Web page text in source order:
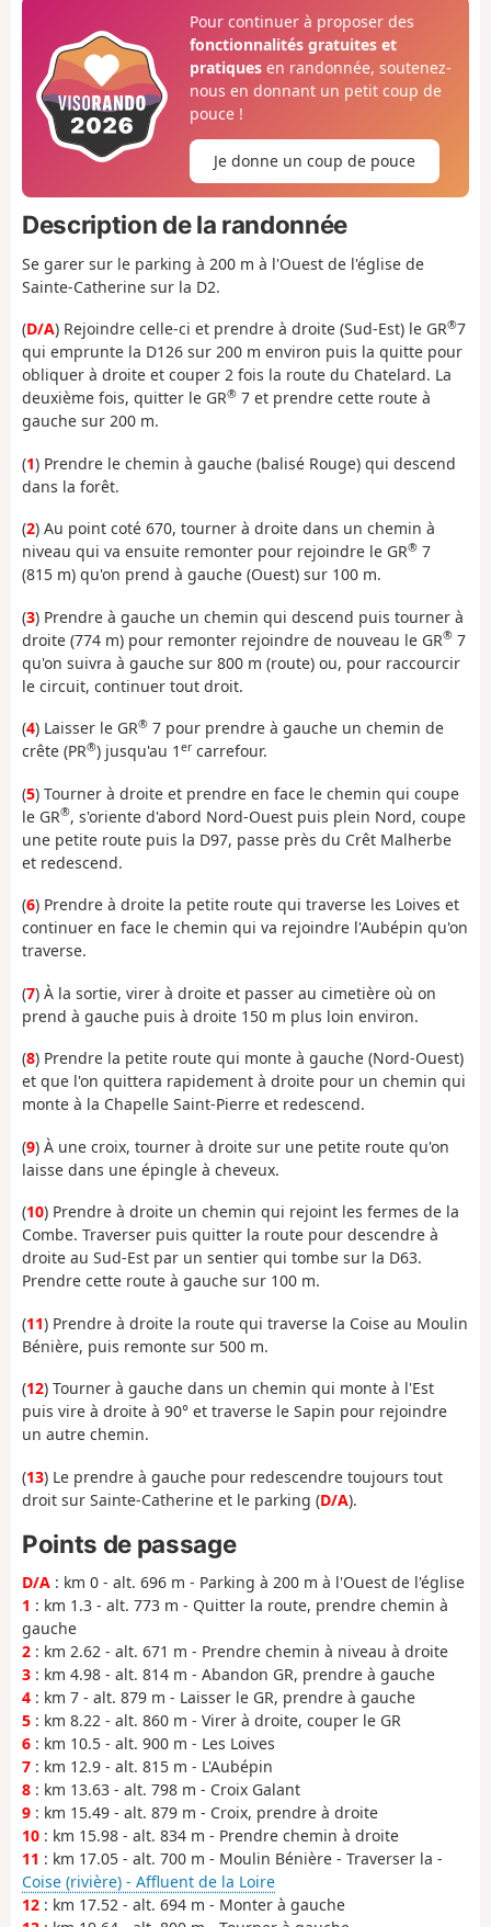
Pour continuer à proposer des
fonctionnalités gratuites et
pratiquesen randonnée, soutenez-
nous en donnant un petit coup de
pouce !
Je donne un coup de pouce
Description de la randonnée
Se garer sur le parking à 200 m à l'Ouest de l'église de
Sainte-Catherine sur la D2.
(D/A) Rejoindre celle-ci et prendre à droite (Sud-Est) le GR®7
qui emprunte la D126 sur 200 m environ puis la quitte pour
obliquer à droite et couper 2 fois la route du Chatelard. La
deuxième fois, quitter le GR® 7 et prendre cette route à
gauche sur 200 m.
(1) Prendre le chemin à gauche (balisé Rouge) qui descend
dans la forêt.
(2) Au point coté 670, tourner à droite dans un chemin à
niveau qui va ensuite remonter pour rejoindre le GR® 7
(815 m) qu'on prend à gauche (Ouest) sur 100 m.
(3) Prendre à gauche un chemin qui descend puis tourner à
droite (774 m) pour remonter rejoindre de nouveau le GR® 7
qu'on suivra à gauche sur 800 m (route) ou, pour raccourcir
le circuit, continuer tout droit.
(4) Laisser le GR® 7 pour prendre à gauche un chemin de
crête (PR®) jusqu'au 1 er carrefour.
(5) Tourner à droite et prendre en face le chemin qui coupe
le GR®, s'oriente d'abord Nord-Ouest puis plein Nord, coupe
une petite route puis la D97, passe près du Crêt Malherbe
et redescend.
(6) Prendre à droite la petite route qui traverse les Loives et
continuer en face le chemin qui va rejoindre l'Aubépin qu'on
traverse.
(7) À la sortie, virer à droite et passer au cimetière où on
prend à gauche puis à droite 150 m plus loin environ.
(8) Prendre la petite route qui monte à gauche (Nord-Ouest)
et que l'on quittera rapidement à droite pour un chemin qui
monte à la Chapelle Saint-Pierre et redescend.
(9) À une croix, tourner à droite sur une petite route qu'on
laisse dans une épingle à cheveux.
(10) Prendre à droite un chemin qui rejoint les fermes de la
Combe. Traverser puis quitter la route pour descendre à
droite au Sud-Est par un sentier qui tombe sur la D63.
Prendre cette route à gauche sur 100 m.
(11) Prendre à droite la route qui traverse la Coise au Moulin
Bénière, puis remonte sur 500 m.
(12) Tourner à gauche dans un chemin qui monte à l'Est
puis vire à droite à 90° et traverse le Sapin pour rejoindre
un autre chemin.
(13) Le prendre à gauche pour redescendre toujours tout
droit sur Sainte-Catherine et le parking (D/A).
Points de passage
D/A : km 0 - alt. 696 m - Parking à 200 m à l'Ouest de l'église
1 : km 1.3 - alt. 773 m - Quitter la route, prendre chemin à
gauche
2 : km 2.62 - alt. 671 m - Prendre chemin à niveau à droite
3 : km 4.98 - alt. 814 m - Abandon GR, prendre à gauche
4 : km 7 - alt. 879 m - Laisser le GR, prendre à gauche
5 : km 8.22 - alt. 860 m - Virer à droite, couper le GR
6 : km 10.5 - alt. 900 m - Les Loives
7 : km 12.9 - alt. 815 m - L'Aubépin
8 : km 13.63 - alt. 798 m - Croix Galant
9 : km 15.49 - alt. 879 m - Croix, prendre à droite
10 : km 15.98 - alt. 834 m - Prendre chemin à droite
11 : km 17.05 - alt. 700 m - Moulin Bénière - Traverser la -
Coise (rivière) - Affluent de la Loire
12 : km 17.52 - alt. 694 m - Monter à gauche